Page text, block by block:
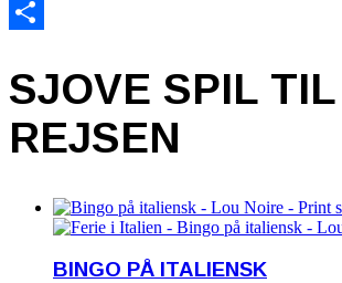
Email
SJOVE SPIL TIL
REJSEN
BINGO PÅ ITALIENSK